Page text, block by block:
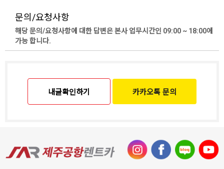
문의/요청사항
해당 문의/요청사항에 대한 답변은 본사 업무시간인 09:00 ~ 18:00에
가능 합니다.
내글확인하기 카카오톡 문의